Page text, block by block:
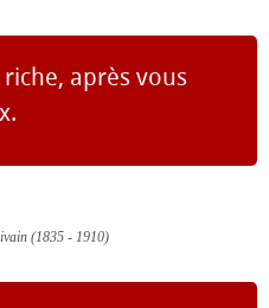
après vous
(1835 - 1910)